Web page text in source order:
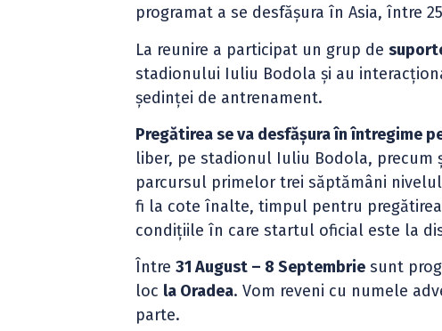
programat a se desfășura în Asia, între
La reunire a participat un grup de
stadionului Iuliu Bodola și au
ședinței de antrenament.
Pregătirea se va desfășura în întregime
liber, pe stadionul Iuliu Bodola, precum
parcursul primelor trei săptămâni
fi la cote înalte, timpul pentru
condițiile în care startul oficial este la
Între31 August – 8 Septembrie sunt
loc la Oradea. Vom reveni cu numele
parte.